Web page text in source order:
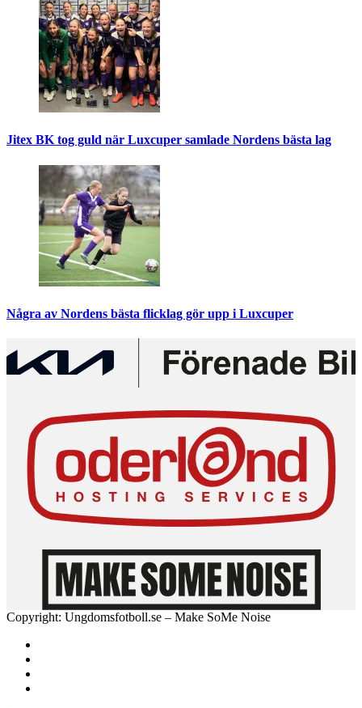
Jitex BK tog guld när Luxcuper samlade Nordens bästa lag
Några av Nordens bästa flicklag gör upp i Luxcuper
Copyright: Ungdomsfotboll.se – Make SoMe Noise